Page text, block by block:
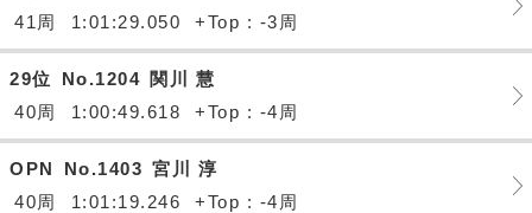
41周
1:01:29.050 +Top : -3周
29位 No.1204 関川 慧
40周
1:00:49.618 +Top : -4周
OPN No.1403 宮川 淳
40周
1:01:19.246 +Top : -4周